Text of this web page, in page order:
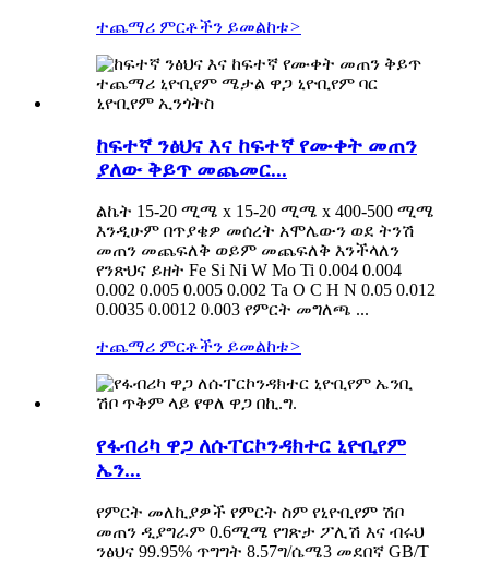
ተጨማሪ ምርቶችን ይመልከቱ>
ከፍተኛ ንፅህና እና ከፍተኛ የሙቀት መጠን
ያለው ቅይጥ መጨመር...
ልኬት 15-20 ሚሜ x 15-20 ሚሜ x 400-500 ሚሜ
እንዲሁም በጥያቄዎ መሰረት አሞሌውን ወደ ትንሽ
መጠን መጨፍለቅ ወይም መጨፍለቅ እንችላለን
የንጽህና ይዘት Fe Si Ni W Mo Ti 0.004 0.004
0.002 0.005 0.005 0.002 Ta O C H N 0.05 0.012
0.0035 0.0012 0.003 የምርት መግለጫ ...
ተጨማሪ ምርቶችን ይመልከቱ>
የፋብሪካ ዋጋ ለሱፐርኮንዳክተር ኒዮቢየም
ኤን...
የምርት መለኪያዎች የምርት ስም የኒዮቢየም ሽቦ
መጠን ዲያግራም 0.6ሚሜ የገጽታ ፖሊሽ እና ብሩህ
ንፅህና 99.95% ጥግግት 8.57ግ/ሴሜ3 መደበኛ GB/T